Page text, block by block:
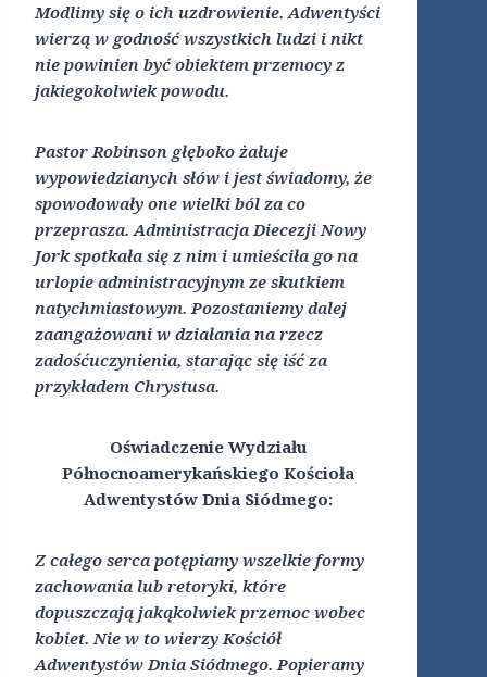
Modlimy się o ich uzdrowienie. Adwentyści
wierzą w godność wszystkich ludzi i nikt
nie powinien być obiektem przemocy z
jakiegokolwiek powodu.
Pastor Robinson głęboko żałuje
wypowiedzianych słów i jest świadomy, że
spowodowały one wielki ból za co
przeprasza. Administracja Diecezji Nowy
Jork spotkała się z nim i umieściła go na
urlopie administracyjnym ze skutkiem
natychmiastowym. Pozostaniemy dalej
zaangażowani w działania na rzecz
zadośćuczynienia, starając się iść za
przykładem Chrystusa.
Oświadczenie Wydziału
Północnoamerykańskiego Kościoła
Adwentystów Dnia Siódmego:
Z całego serca potępiamy wszelkie formy
zachowania lub retoryki, które
dopuszczają jakąkolwiek przemoc wobec
kobiet. Nie w to wierzy Kościół
Adwentystów Dnia Siódmego. Popieramy